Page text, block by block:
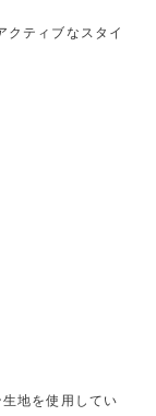
クティブなスタイ
地を使用してい